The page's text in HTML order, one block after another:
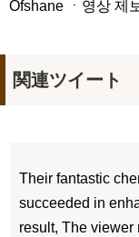
Ofshane ㆍ영상 제
関連ツイート
Their fantastic
succeeded in
result, The viewer